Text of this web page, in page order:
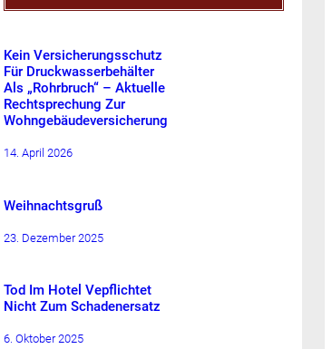
Kein Versicherungsschutz
Für Druckwasserbehälter
Als „Rohrbruch“ – Aktuelle
Rechtsprechung Zur
Wohngebäudeversicherung
14. April 2026
Weihnachtsgruß
23. Dezember 2025
Tod Im Hotel Vepflichtet
Nicht Zum Schadenersatz
6. Oktober 2025